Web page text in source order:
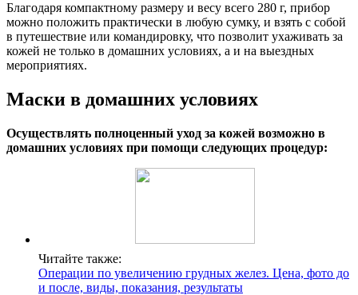
Благодаря компактному размеру и весу всего 280 г, прибор
можно положить практически в любую сумку, и взять с собой
в путешествие или командировку, что позволит ухаживать за
кожей не только в домашних условиях, а и на выездных
мероприятиях.
Маски в домашних условиях
Осуществлять полноценный уход за кожей возможно в
домашних условиях при помощи следующих процедур:
Читайте также:
Операции по увеличению грудных желез. Цена, фото до
и после, виды, показания, результаты